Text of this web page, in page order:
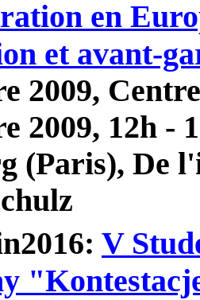
en
et avant-
2009,
2009, 12h -
(Paris), De
2016: V